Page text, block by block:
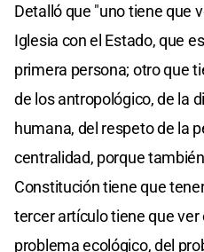
Detalló que "uno tiene que
Iglesia con el Estado, que
primera persona; otro que
de los antropológico, de la
humana, del respeto de la
centralidad, porque
Constitución tiene que
tercer artículo tiene que
problema ecológico, del